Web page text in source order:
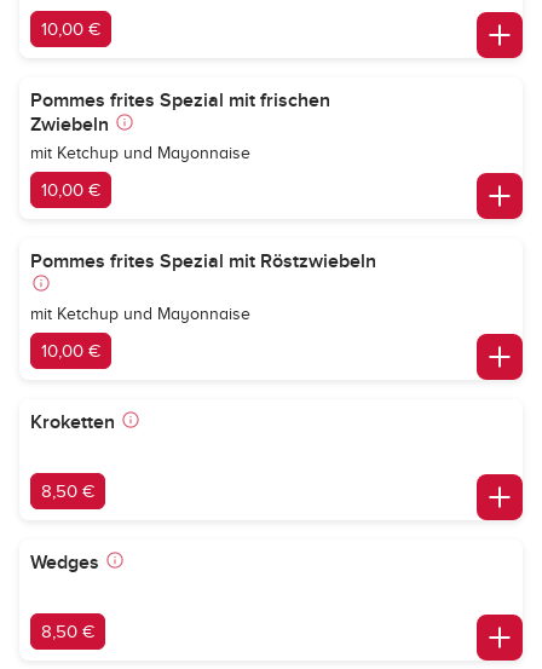
10,00 €
Pommes frites Spezial mit frischen
Zwiebeln
mit Ketchup und Mayonnaise
10,00 €
Pommes frites Spezial mit Röstzwiebeln
mit Ketchup und Mayonnaise
10,00 €
Kroketten
8,50 €
Wedges
8,50 €